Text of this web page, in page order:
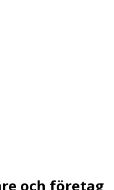
och företag